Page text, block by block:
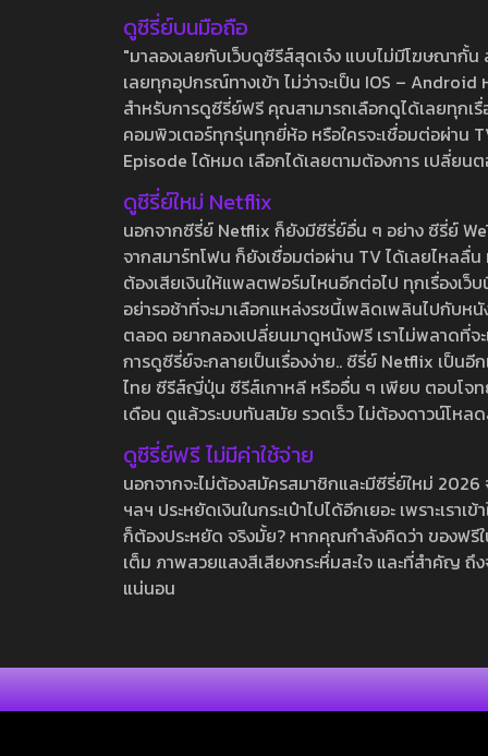
ดูซีรี่ย์บนมือถือ
"มาลองเลยกับเว็บดูซีรีส์สุดเจ๋ง แบบไม่มีโฆษณากั้
เลยทุกอุปกรณ์ทางเข้า ไม่ว่าจะเป็น IOS –
สำหรับการดูซีรี่ย์ฟรี คุณสามารถเลือกดูได้เลยทุกเ
คอมพิวเตอร์ทุกรุ่นทุกยี่ห้อ หรือใครจะเชื่อมต่อผ่าน
Episode ได้หมด เลือกได้เลยตามต้องการ เปลี่ยน
ดูซีรี่ย์ใหม่ Netflix
นอกจากซีรี่ย์ Netflix ก็ยังมีซีรี่ย์อื่น ๆ อย่าง ซีรี่ย์
จากสมาร์ทโฟน ก็ยังเชื่อมต่อผ่าน TV ได้เลยไหลลื่
ต้องเสียเงินให้แพลตฟอร์มไหนอีกต่อไป ทุกเรื่องเว็
อย่ารอช้าที่จะมาเลือกแหล่งรชนี้เพลิดเพลินไปกับห
ตลอด อยากลองเปลี่ยนมาดูหนังฟรี เราไม่พลาดที่
การดูซีรี่ย์จะกลายเป็นเรื่องง่าย.. ซีรี่ย์ Netflix เป็น
ไทย ซีรีส์ญี่ปุ่น ซีรีส์เกาหลี หรืออื่น ๆ เพียบ ตอบโจท
เดือน ดูแล้วระบบทันสมัย รวดเร็ว ไม่ต้องดาวน์โห
ดูซีรี่ย์ฟรี ไม่มีค่าใช้จ่าย
นอกจากจะไม่ต้องสมัครสมาชิกและมีซีรี่ย์ใหม่
ฯลฯ ประหยัดเงินในกระเป๋าไปได้อีกเยอะ เพราะเร
ก็ต้องประหยัด จริงมั้ย? หากคุณกำลังคิดว่า ของฟ
เต็ม ภาพสวยแสงสีเสียงกระหึ่มสะใจ และที่สำคัญ
แน่นอน